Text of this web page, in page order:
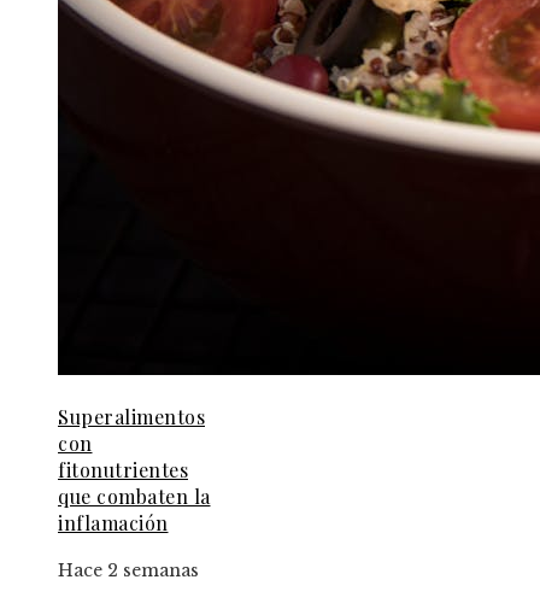
Superalimentos
con
fitonutrientes
que combaten la
inflamación
Hace 2 semanas